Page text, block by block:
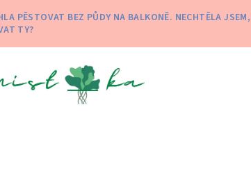
PĚSTOVAT BEZ PŮDY NA BALKONĚ. NECHTĚLA
TY?